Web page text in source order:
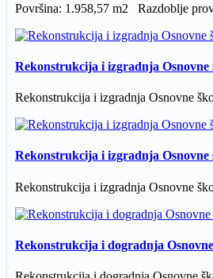
Površina: 1.958,57 m2 Razdoblje
Rekonstrukcija i izgradnja Osnovne
Rekonstrukcija i izgradnja Osnovne
Rekonstrukcija i izgradnja Osnovne
Rekonstrukcija i izgradnja Osnovne
Rekonstrukcija i dogradnja